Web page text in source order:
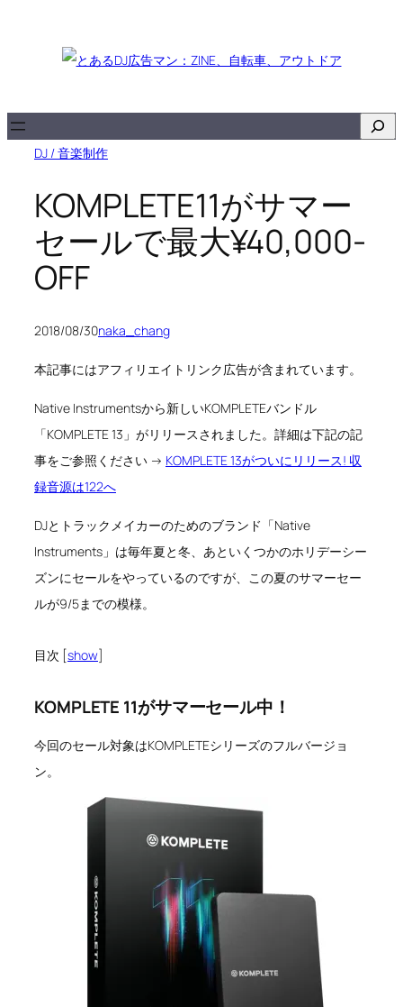
DJ / 音楽制作
KOMPLETE11がサマー
セールで最大¥40,000-
OFF
2018/08/30naka_chang
本記事にはアフィリエイトリンク広告が含まれています。
Native Instrumentsから新しいKOMPLETEバンドル
「KOMPLETE 13」がリリースされました。詳細は下記の記
事をご参照ください → KOMPLETE 13がついにリリース! 収
録音源は122へ
DJとトラックメイカーのためのブランド「Native
Instruments」は毎年夏と冬、あといくつかのホリデーシー
ズンにセールをやっているのですが、この夏のサマーセー
ルが9/5までの模様。
目次 [show]
KOMPLETE 11がサマーセール中！
今回のセール対象はKOMPLETEシリーズのフルバージョ
ン。